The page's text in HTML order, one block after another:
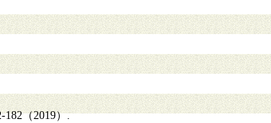
（2019）.